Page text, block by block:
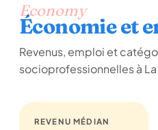
Economy
Économie et
Revenus, emploi et
socioprofessionnelles à La
REVENU MÉDIAN